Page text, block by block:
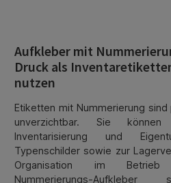
Aufkleber mit
Druck als
nutzen
Etiketten mit Nummerierung
unverzichtbar. Sie
Inventarisierung und
Typenschilder sowie zur
Organisation im Betrieb
Nummerierungs-